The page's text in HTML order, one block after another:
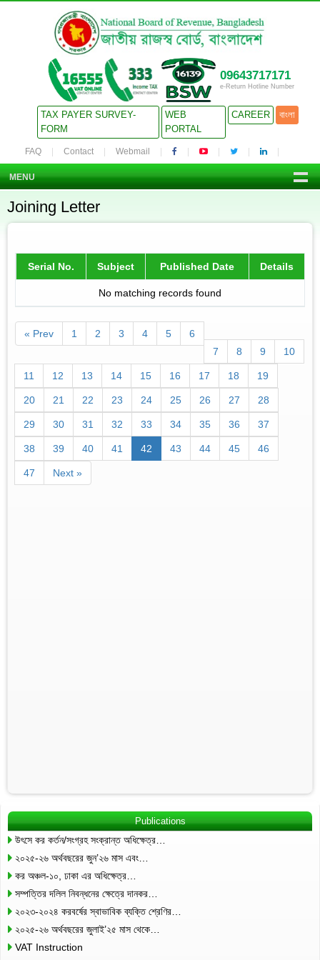
09643717171
e-Return Hotline Number
TAX PAYER SURVEY-
FORM
WEB
PORTAL
CAREER বাংলা
FAQ Contact Webmail
MENU
Joining Letter
Serial No. Subject Published Date Details
No matching records found
« Prev 1 2 3 4 5
6
7
8 9 10
11 12 13 14 15 16 17 18 19
20 21 22 23 24 25 26 27 28
29 30 31 32 33 34 35 36 37
38 39 40 41 42 43 44 45 46
47 Next »
Publications
উৎসে কর কর্তন/সংগ্রহ সংক্রান্ত অধিক্ষেত্র…
২০২৫-২৬ অর্থবছরের জুন’২৬ মাস এবং…
কর অঞ্চল-১০, ঢাকা এর অধিক্ষেত্র…
সম্পত্তির দলিল নিবন্ধনের ক্ষেত্রে দানকর…
২০২৩-২০২৪ করবর্ষের স্বাভাবিক ব্যক্তি শ্রেণির…
২০২৫-২৬ অর্থবছরের জুলাই’২৫ মাস থেকে…
VAT Instruction